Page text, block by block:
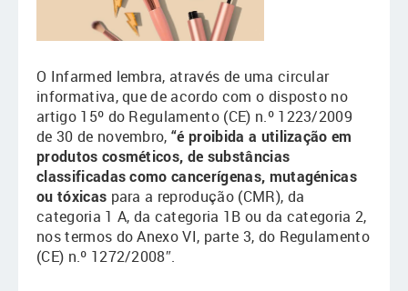
O Infarmed lembra, através de uma circular
informativa, que de acordo com o disposto no
artigo 15º do Regulamento (CE) n.º 1223/2009
de 30 de novembro,“é proibida a utilização em
produtos cosméticos, de substâncias
classificadas como cancerígenas, mutagénicas
ou tóxicas para a reprodução (CMR), da
categoria 1 A, da categoria 1B ou da categoria 2,
nos termos do Anexo VI, parte 3, do Regulamento
(CE) n.º 1272/2008″.